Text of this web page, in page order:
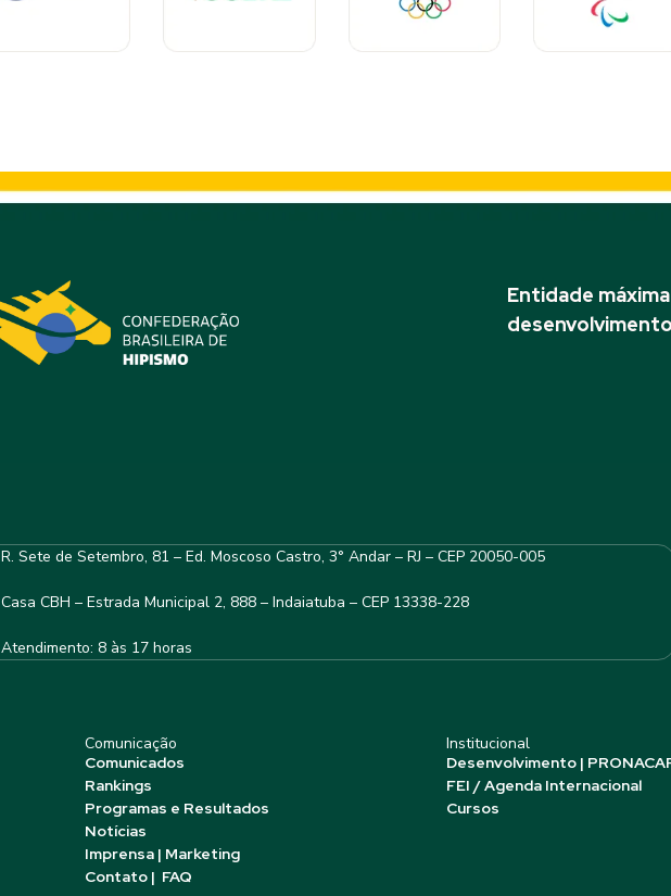
Entidade
R. Sete de Setembro, 81 – Ed. Moscoso Castro, 3° Andar – RJ – CEP 20050-005
Casa CBH – Estrada Municipal 2, 888 – Indaiatuba – CEP 13338-228
Atendimento: 8 às 17 horas
Comunicação
Comunicados
Rankings
Programas e Resultados
Notícias
Imprensa | Marketing
Contato | FAQ
Institucional
Desenvolvimento |
FEI / Agenda Internacional
Cursos